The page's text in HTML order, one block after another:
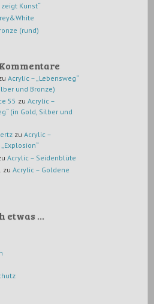
zeigt Kunst“
(rund)
Acrylic – „Lebensweg“
und Bronze)
55 zu Acrylic –
(in Gold, Silber und
zu Acrylic –
Acrylic – Seidenblüte
zu Acrylic – Goldene
etwas …